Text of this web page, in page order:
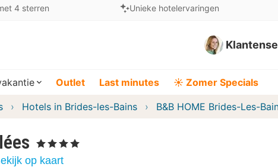
4 sterren Unieke hotelervaringen
Outlet Last minutes ☀️ Zomer Specials
Hotels in Brides-les-Bains B&B HOME Brides-Les-
, 4 Sterren
op kaart